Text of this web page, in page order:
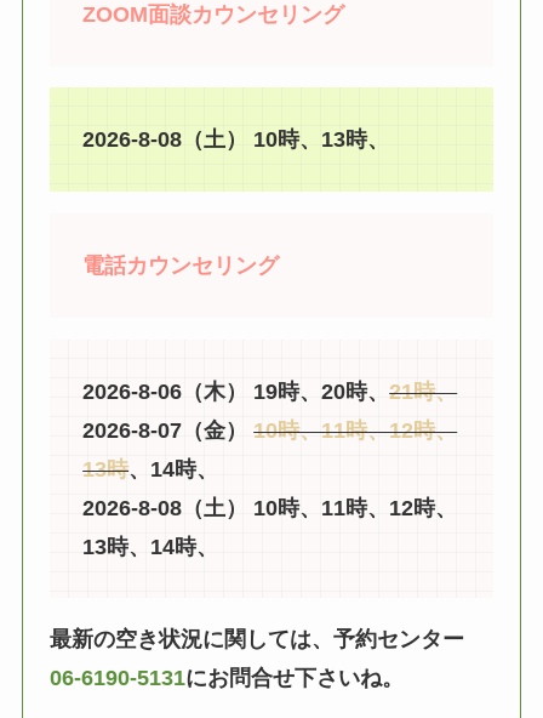
ZOOM面談カウンセリング
2026-8-08（土） 10時、13時、
電話カウンセリング
2026-8-06（木） 19時、20時、21時、
2026-8-07（金）10時、11時、12時、
13時、14時、
2026-8-08（土） 10時、11時、12時、
13時、14時、
最新の空き状況に関しては、予約センター
06-6190-5131にお問合せ下さいね。